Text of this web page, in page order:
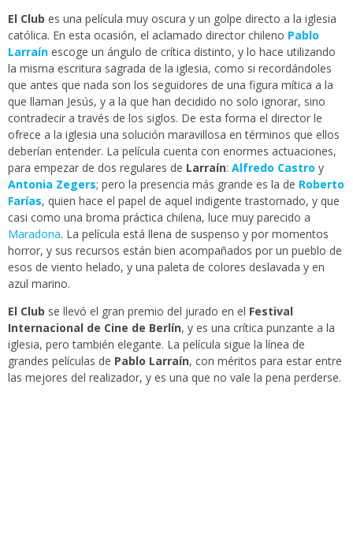
El Club es una película muy oscura y un golpe directo a la iglesia
católica. En esta ocasión, el aclamado director chileno Pablo
Larraín escoge un ángulo de crítica distinto, y lo hace utilizando
la misma escritura sagrada de la iglesia, como si recordándoles
que antes que nada son los seguidores de una figura mítica a la
que llaman Jesús, y a la que han decidido no solo ignorar, sino
contradecir a través de los siglos. De esta forma el director le
ofrece a la iglesia una solución maravillosa en términos que ellos
deberían entender. La película cuenta con enormes actuaciones,
para empezar de dos regulares de Larraín: Alfredo Castro y
Antonia Zegers; pero la presencia más grande es la de Roberto
Farías, quien hace el papel de aquel indigente trastornado, y que
casi como una broma práctica chilena, luce muy parecido a
Maradona. La película está llena de suspenso y por momentos
horror, y sus recursos están bien acompañados por un pueblo de
esos de viento helado, y una paleta de colores deslavada y en
azul marino.
El Club se llevó el gran premio del jurado en el Festival
Internacional de Cine de Berlín, y es una crítica punzante a la
iglesia, pero también elegante. La película sigue la línea de
grandes películas de Pablo Larraín, con méritos para estar entre
las mejores del realizador, y es una que no vale la pena perderse.